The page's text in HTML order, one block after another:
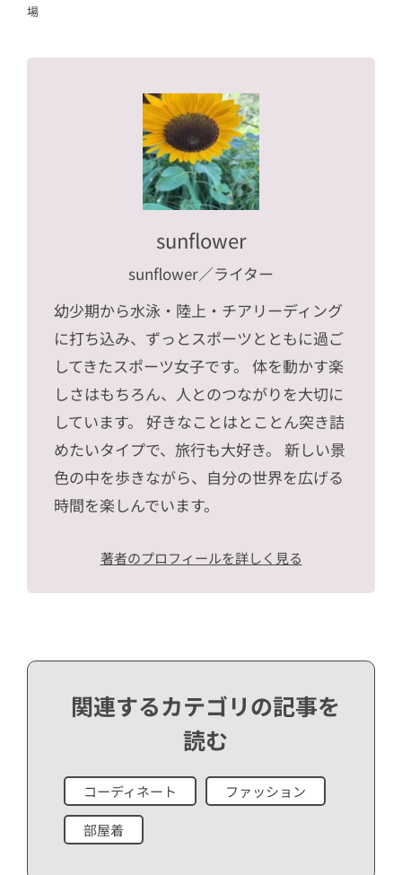
場
sunflower
sunflower／ライター
幼少期から水泳・陸上・チアリーディング
に打ち込み、ずっとスポーツとともに過ご
してきたスポーツ女子です。 体を動かす楽
しさはもちろん、人とのつながりを大切に
しています。 好きなことはとことん突き詰
めたいタイプで、旅行も大好き。 新しい景
色の中を歩きながら、自分の世界を広げる
時間を楽しんでいます。
著者のプロフィールを詳しく見る
関連するカテゴリの記事を
読む
コーディネート ファッション
部屋着